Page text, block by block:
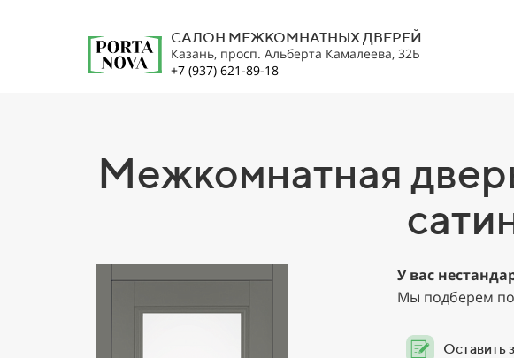
САЛОН МЕЖКОМНАТНЫХ ДВЕРЕЙ
Казань, просп. Альберта Камалеева, 32Б
+7 (937) 621-89-18
Межкомнатная
У вас
Мы подберем
Оставить